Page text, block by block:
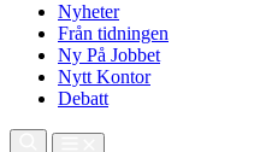
Nyheter
Från tidningen
Ny På Jobbet
Nytt Kontor
Debatt